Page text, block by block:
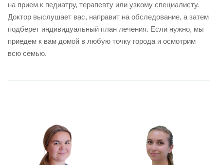
на прием к педиатру, терапевту или узкому специалисту.
Доктор выслушает вас, направит на обследование, а затем
подберет индивидуальный план лечения. Если нужно, мы
приедем к вам домой в любую точку города и осмотрим
всю семью.